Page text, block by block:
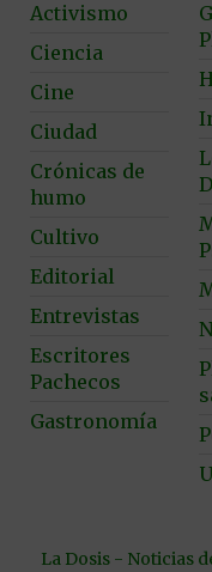
Activismo
Ciencia
Cine
Ciudad
Crónicas de
humo
Cultivo
Editorial
Entrevistas
Escritores
Pachecos
Gastronomía
La Dosis - Noticias